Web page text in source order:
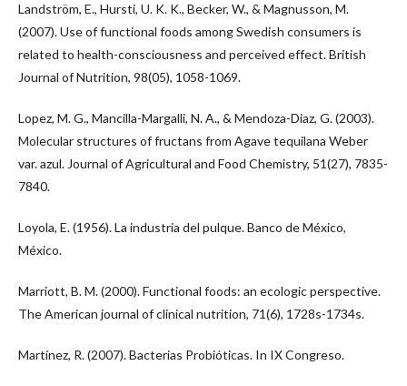
Landström, E., Hursti, U. K. K., Becker, W., & Magnusson, M.
(2007). Use of functional foods among Swedish consumers is
related to health-consciousness and perceived effect. British
Journal of Nutrition, 98(05), 1058-1069.
Lopez, M. G., Mancilla-Margalli, N. A., & Mendoza-Diaz, G. (2003).
Molecular structures of fructans from Agave tequilana Weber
var. azul. Journal of Agricultural and Food Chemistry, 51(27), 7835-
7840.
Loyola, E. (1956). La industria del pulque. Banco de México,
México.
Marriott, B. M. (2000). Functional foods: an ecologic perspective.
The American journal of clinical nutrition, 71(6), 1728s-1734s.
Martínez, R. (2007). Bacterias Probióticas. In IX Congreso.